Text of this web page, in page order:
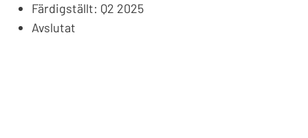
Färdigställt: Q2 2025
Avslutat